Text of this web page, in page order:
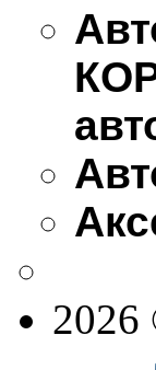
2026